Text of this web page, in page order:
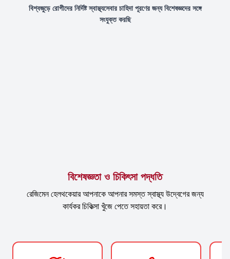
বিশ্বজুড়ে রোগীদের নির্দিষ্ট স্বাস্থ্যসেবার চাহিদা পূরণের জন্য বিশেষজ্ঞদের সঙ্গে
সংযুক্ত করছি
বিশেষজ্ঞতা ও চিকিৎসা পদ্ধতি
রেজিমেন হেলথকেয়ার আপনাকে আপনার সমস্ত স্বাস্থ্য উদ্বেগের জন্য
কার্যকর চিকিত্সা খুঁজে পেতে সহায়তা করে।